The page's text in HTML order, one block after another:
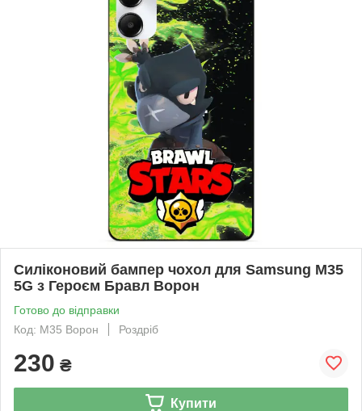
Силіконовий бампер чохол для Samsung M35
5G з Героєм Бравл Ворон
Готово до відправки
Код: M35 Ворон
Роздріб
230 ₴
Купити